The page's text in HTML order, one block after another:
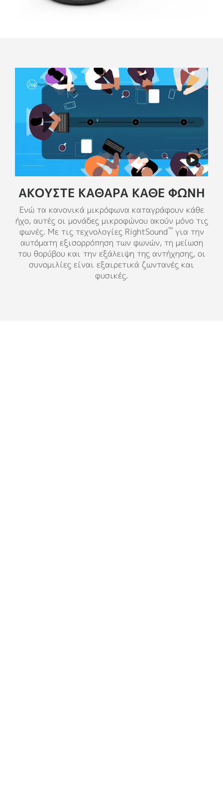
ΑΚΟΎΣΤΕ ΚΑΘΑΡΆ ΚΆΘΕ ΦΩΝΉ
Ενώ τα κανονικά μικρόφωνα καταγράφουν κάθε
ήχο, αυτές οι μονάδες μικροφώνου ακούν μόνο τις
φωνές. Με τις τεχνολογίες RightSound™για την
αυτόματη εξισορρόπηση των φωνών, τη μείωση
του θορύβου και την εξάλειψη της αντήχησης, οι
συνομιλίες είναι εξαιρετικά ζωντανές και
φυσικές.